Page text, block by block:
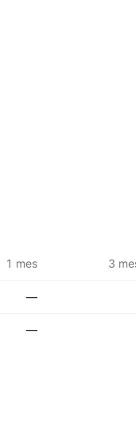
1 mes 3
—
—